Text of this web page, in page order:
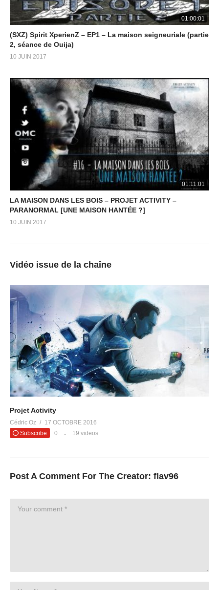
01:00:01
(SXZ) Spirit XperienZ – EP1 – La maison seigneuriale (partie
2, séance de Ouija)
10 JUIN 2017
01:11:01
LA MAISON DANS LES BOIS – PROJET ACTIVITY –
PARANORMAL [UNE MAISON HANTÉE ?]
10 JUIN 2017
Vidéo issue de la chaîne
Projet Activity
Cédric Oz
17 OCTOBRE 2016
Subscribe
0 19 videos
Post A Comment For The Creator: flav96